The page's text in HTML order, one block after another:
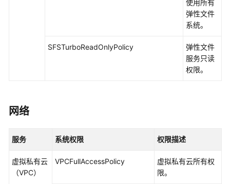
使用所有
弹性文件
系统。
SFSTurboReadOnlyPolicy
弹性文件
服务只读
权限。
网络
服务 系统权限 权限描述
虚拟私有云
（VPC）
VPCFullAccessPolicy
虚拟私有云所有权
限。